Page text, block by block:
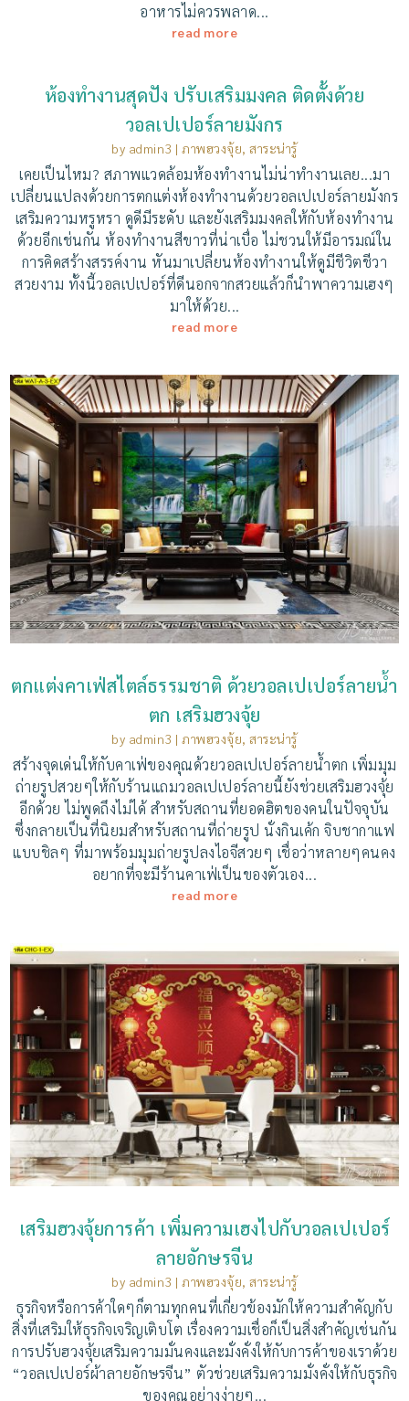
อาหารไม่ควรพลาด...
read more
ห้องทำงานสุดปัง ปรับเสริมมงคล ติดตั้งด้วย
วอลเปเปอร์ลายมังกร
by admin3 |ภาพฮวงจุ้ย ,สาระน่ารู้
เคยเป็นไหม? สภาพแวดล้อมห้องทำงานไม่น่าทำงานเลย...มา
เปลี่ยนแปลงด้วยการตกแต่งห้องทำงานด้วยวอลเปเปอร์ลายมังกร
เสริมความหรูหรา ดูดีมีระดับ และยังเสริมมงคลให้กับห้องทำงาน
ด้วยอีกเช่นกัน ห้องทำงานสีขาวที่น่าเบื่อ ไม่ชวนให้มีอารมณ์ใน
การคิดสร้างสรรค์งาน หันมาเปลี่ยนห้องทำงานให้ดูมีชีวิตชีวา
สวยงาม ทั้งนี้วอลเปเปอร์ที่ดีนอกจากสวยแล้วก็นำพาความเฮงๆ
มาให้ด้วย...
read more
ตกแต่งคาเฟ่สไตล์ธรรมชาติ ด้วยวอลเปเปอร์ลายน้ำ
ตก เสริมฮวงจุ้ย
by admin3 |ภาพฮวงจุ้ย,สาระน่ารู้
สร้างจุดเด่นให้กับคาเฟ่ของคุณด้วยวอลเปเปอร์ลายน้ำตก เพิ่มมุม
ถ่ายรูปสวยๆให้กับร้านแถมวอลเปเปอร์ลายนี้ยังช่วยเสริมฮวงจุ้ย
อีกด้วย ไม่พูดถึงไม่ได้ สำหรับสถานที่ยอดฮิตของคนในปัจจุบัน
ซึ่งกลายเป็นที่นิยมสำหรับสถานที่ถ่ายรูป นั่งกินเค้ก จิบชากาแฟ
แบบชิลๆ ที่มาพร้อมมุมถ่ายรูปลงไอจีสวยๆ เชื่อว่าหลายๆคนคง
อยากที่จะมีร้านคาเฟ่เป็นของตัวเอง...
read more
เสริมฮวงจุ้ยการค้า เพิ่มความเฮงไปกับวอลเปเปอร์
ลายอักษรจีน
by admin3 |ภาพฮวงจุ้ย,สาระน่ารู้
ธุรกิจหรือการค้าใดๆก็ตามทุกคนที่เกี่ยวข้องมักให้ความสำคัญกับ
สิ่งที่เสริมให้ธุรกิจเจริญเติบโต เรื่องความเชื่อก็เป็นสิ่งสำคัญเช่นกัน
การปรับฮวงจุ้ยเสริมความมั่นคงและมั่งคั่งให้กับการค้าของเราด้วย
“วอลเปเปอร์ผ้าลายอักษรจีน” ตัวช่วยเสริมความมั่งคั่งให้กับธุรกิจ
ของคุณอย่างง่ายๆ...